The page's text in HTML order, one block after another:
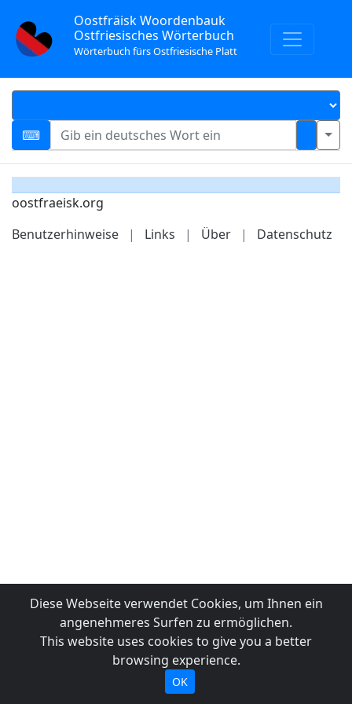
Oostfräisk Woordenbauk
Ostfriesisches Wörterbuch
Wörterbuch fürs Ostfriesische Platt
oostfraeisk.org
Benutzerhinweise
| Links | Über | Datenschutz
Diese Webseite verwendet Cookies, um Ihnen ein
angenehmeres Surfen zu ermöglichen.
This website uses cookies to give you a better
browsing experience.
OK